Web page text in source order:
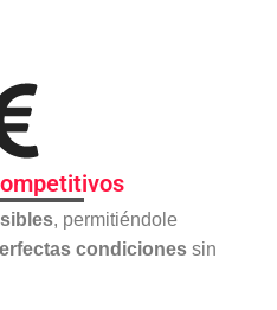
, permitiéndole
condiciones sin